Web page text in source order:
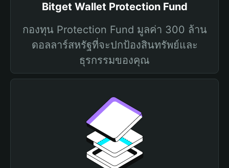
Bitget Wallet Protection Fund
กองทุน Protection Fund มูลค่า 300 ล้าน
ดอลลาร์สหรัฐที่จะปกป้องสินทรัพย์และ
ธุรกรรมของคุณ